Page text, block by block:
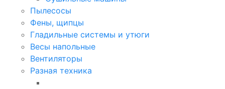
Пылесосы
Фены, щипцы
Гладильные системы и утюги
Весы напольные
Вентиляторы
Разная техника